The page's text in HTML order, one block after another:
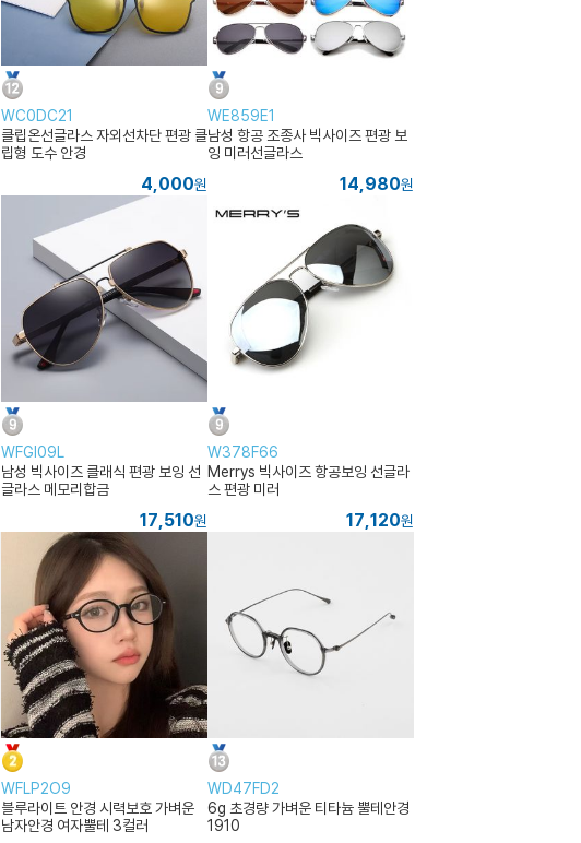
WC0DC21
클립온선글라스 자외선차단 편광 클
립형 도수 안경
4,000원
WE859E1
남성 항공 조종사 빅사이즈 편광 보
잉 미러선글라스
14,980원
WFGI09L
남성 빅사이즈 클래식 편광 보잉 선
글라스 메모리합금
17,510원
W378F66
Merrys 빅사이즈 항공보잉 선글라
스 편광 미러
17,120원
WFLP2O9
블루라이트 안경 시력보호 가벼운
남자안경 여자뿔테 3컬러
WD47FD2
6g 초경량 가벼운 티타늄 뿔테안경
1910